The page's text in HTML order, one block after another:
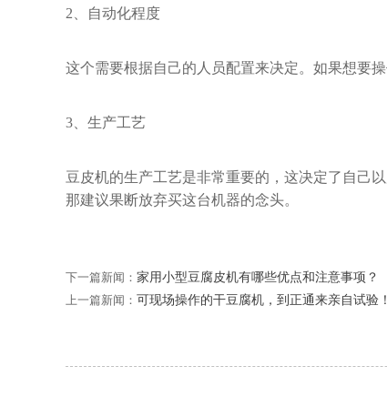
2、自动化程度
这个需要根据自己的人员配置来决定。如果想要
3、生产工艺
豆皮机的生产工艺是非常重要的，这决定了自己
那建议果断放弃买这台机器的念头。
下一篇新闻： 家用小型豆腐皮机有哪些优点和注意事项？
上一篇新闻： 可现场操作的干豆腐机，到正通来亲自试验！